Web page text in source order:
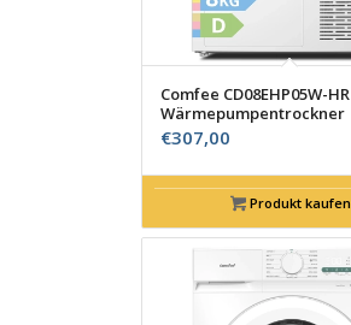
Comfee CD08EHP05W-HR
Wärmepumpentrockner
€307,00
Produkt kaufen